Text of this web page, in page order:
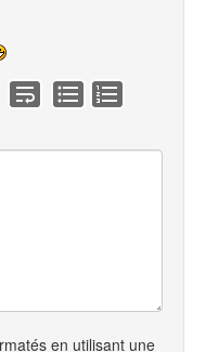
en utilisant une